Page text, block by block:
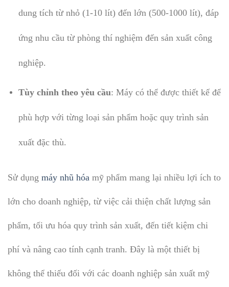
dung tích từ nhỏ (1-10 lít) đến lớn (500-1000 lít), đáp
ứng nhu cầu từ phòng thí nghiệm đến sản xuất công
nghiệp.
Tùy chỉnh theo yêu cầu: Máy có thể được thiết kế để
phù hợp với từng loại sản phẩm hoặc quy trình sản
xuất đặc thù.
Sử dụng máy nhũ hóa mỹ phẩm mang lại nhiều lợi ích to
lớn cho doanh nghiệp, từ việc cải thiện chất lượng sản
phẩm, tối ưu hóa quy trình sản xuất, đến tiết kiệm chi
phí và nâng cao tính cạnh tranh. Đây là một thiết bị
không thể thiếu đối với các doanh nghiệp sản xuất mỹ